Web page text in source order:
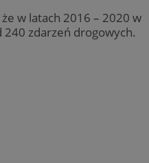
w latach 2016 – 2020 w
240 zdarzeń drogowych.